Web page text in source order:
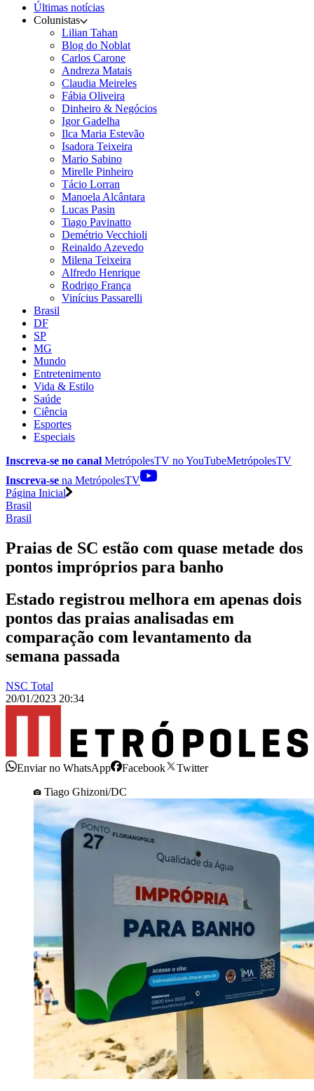
Últimas notícias
Colunistas
Lilian Tahan
Blog do Noblat
Carlos Carone
Andreza Matais
Claudia Meireles
Fábia Oliveira
Dinheiro & Negócios
Igor Gadelha
Ilca Maria Estevão
Isadora Teixeira
Mario Sabino
Mirelle Pinheiro
Tácio Lorran
Manoela Alcântara
Lucas Pasin
Tiago Pavinatto
Demétrio Vecchioli
Reinaldo Azevedo
Milena Teixeira
Alfredo Henrique
Rodrigo França
Vinícius Passarelli
Brasil
DF
SP
MG
Mundo
Entretenimento
Vida & Estilo
Saúde
Ciência
Esportes
Especiais
Inscreva-se no canal MetrópolesTV noYouTubeMetrópolesTV
Inscreva-se na MetrópolesTV
Página Inicial
Brasil
Brasil
Praias de SC estão com quase metade dos
pontos impróprios para banho
Estado registrou melhora em apenas dois
pontos das praias analisadas em
comparação com levantamento da
semana passada
NSC Total
20/01/2023 20:34
Enviar no WhatsApp Facebook
Twitter
Tiago Ghizoni/DC